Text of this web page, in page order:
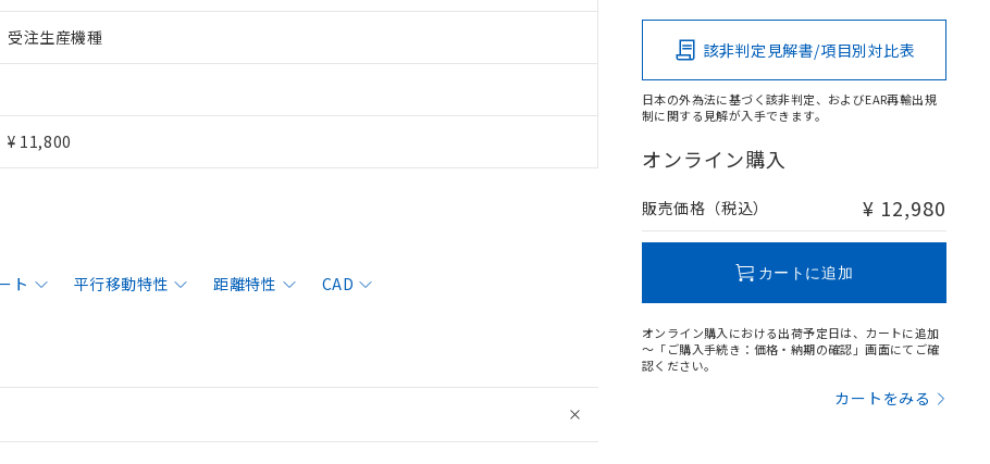
受注生産機種
¥ 11,800
ト 平行移動特性 距離特性
CAD
該非判定見解書/項目別対比表
日本の外為法に基づく該非判定、およびEAR再輸出規
制に関する見解が入手できます。
オンライン購入
販売価格（税込） ¥ 12,980
カートに追加
オンライン購入における出荷予定日は、カートに追加
～「ご購入手続き：価格・納期の確認」画面にてご確
認ください。
カートをみる